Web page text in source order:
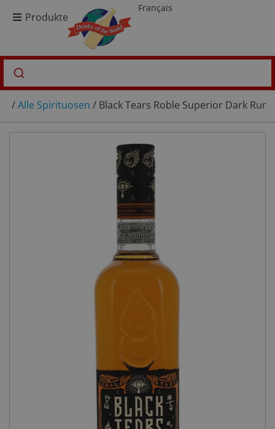
Produkte
Français
/Alle Spirituosen / Black Tears Roble Superior Dark Rum